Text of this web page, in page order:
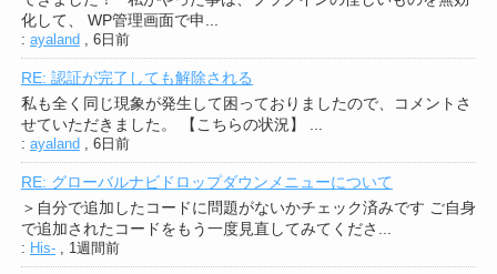
化して、 WP管理画面で申...
: ayaland , 6日前
RE: 認証が完了しても解除される
私も全く同じ現象が発生して困っておりましたので、コメントさ
せていただきました。 【こちらの状況】 ...
: ayaland , 6日前
RE: グローバルナビドロップダウンメニューについて
＞自分で追加したコードに問題がないかチェック済みです ご自身
で追加されたコードをもう一度見直してみてくださ...
: His-, 1週間前